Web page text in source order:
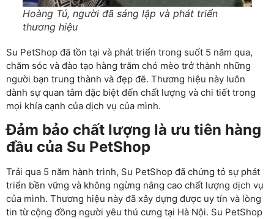
Hoàng Tú, người đã sáng lập và phát triển
thương hiệu
Su PetShop đã tồn tại và phát triển trong suốt 5 năm qua,
chăm sóc và đào tạo hàng trăm chó mèo trở thành những
người bạn trung thành và đẹp đẽ. Thương hiệu này luôn
dành sự quan tâm đặc biệt đến chất lượng và chi tiết trong
mọi khía cạnh của dịch vụ của mình.
Đảm bảo chất lượng là ưu tiên hàng
đầu của Su PetShop
Trải qua 5 năm hành trình, Su PetShop đã chứng tỏ sự phát
triển bền vững và không ngừng nâng cao chất lượng dịch vụ
của mình. Thương hiệu này đã xây dựng được uy tín và lòng
tin từ cộng đồng người yêu thú cưng tại Hà Nội. Su PetShop